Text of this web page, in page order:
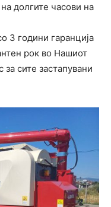
долгите часови на
3 години гаранција
рок во Нашиот
сите застапувани